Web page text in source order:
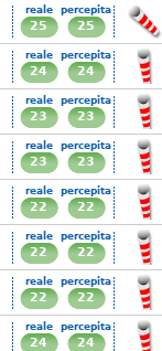
reale
25
percepita
25
reale
24
percepita
24
reale
23
percepita
23
reale
23
percepita
23
reale
22
percepita
22
reale
22
percepita
22
reale
22
percepita
22
reale
24
percepita
24